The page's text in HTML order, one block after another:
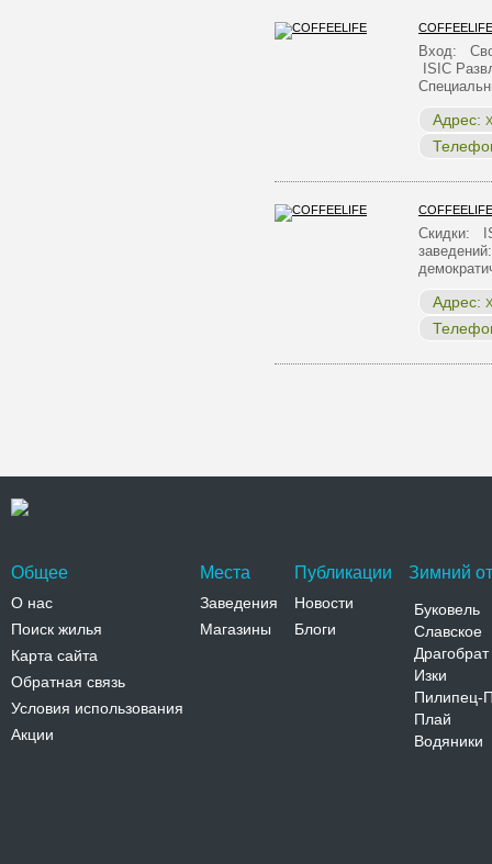
COFFEELIFE
Вход:
ISIC
Адрес:
COFFEELIFE
Скидки:
Адрес:
Общее
О нас
Поиск жилья
Карта сайта
Обратная связь
Условия использования
Акции
Места
Заведения
Магазины
Публикации
Новости
Блоги
Зимний
Буковель
Славское
Драгобрат
Изки
Пилипец-
Плай
Водяники